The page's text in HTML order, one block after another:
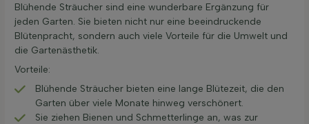
Blühende Sträucher sind eine wunderbare Ergänzung für
jeden Garten. Sie bieten nicht nur eine beeindruckende
Blütenpracht, sondern auch viele Vorteile für die Umwelt und
die Gartenästhetik.
Vorteile:
Blühende Sträucher bieten eine lange Blütezeit, die den
Garten über viele Monate hinweg verschönert.
Sie ziehen Bienen und Schmetterlinge an, was zur